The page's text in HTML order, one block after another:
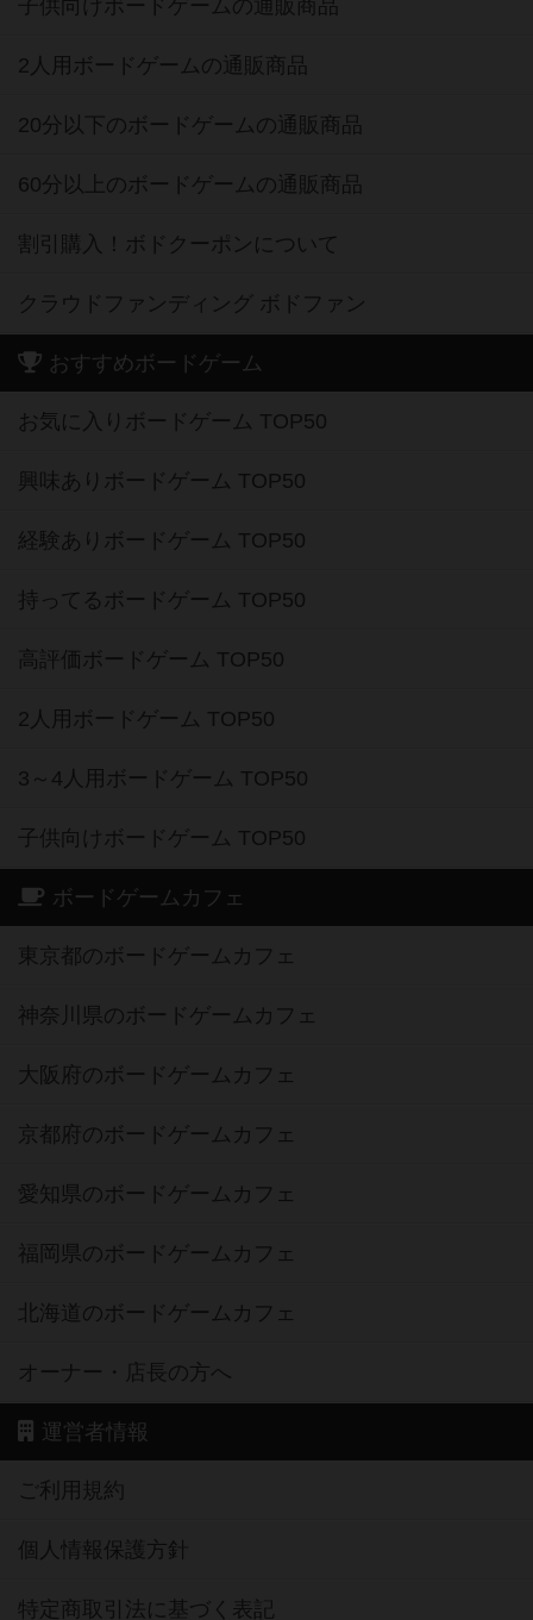
子供向けボードゲームの通販商品
2人用ボードゲームの通販商品
20分以下のボードゲームの通販商品
60分以上のボードゲームの通販商品
割引購入！ボドクーポンについて
クラウドファンディング ボドファン
おすすめボードゲーム
お気に入りボードゲーム TOP50
興味ありボードゲーム TOP50
経験ありボードゲーム TOP50
持ってるボードゲーム TOP50
高評価ボードゲーム TOP50
2人用ボードゲーム TOP50
3～4人用ボードゲーム TOP50
子供向けボードゲーム TOP50
ボードゲームカフェ
東京都のボードゲームカフェ
神奈川県のボードゲームカフェ
大阪府のボードゲームカフェ
京都府のボードゲームカフェ
愛知県のボードゲームカフェ
福岡県のボードゲームカフェ
北海道のボードゲームカフェ
オーナー・店長の方へ
運営者情報
ご利用規約
個人情報保護方針
特定商取引法に基づく表記